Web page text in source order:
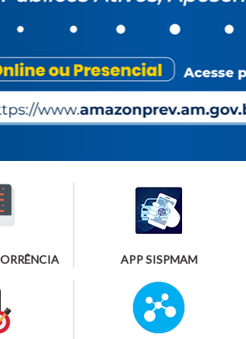
APP SISPMAM